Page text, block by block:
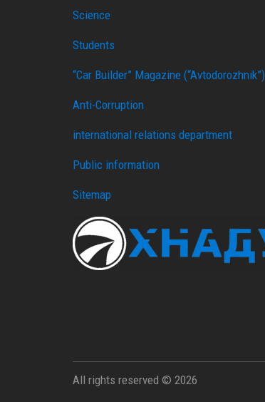
Science
Students
“Car Builder” Magazine (“Avtodorozhnik”)
Anti-Corruption
international relations department
Public information
Sitemap
All rights reserved © 2026